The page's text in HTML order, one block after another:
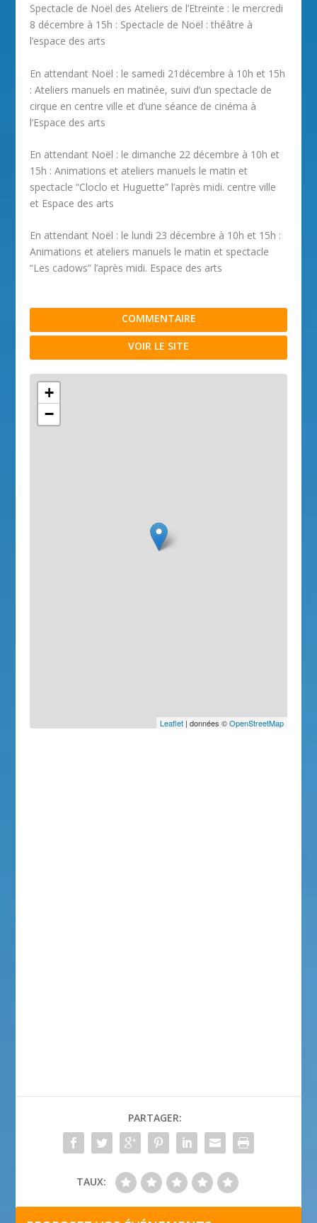
Spectacle de Noël des Ateliers de l’Etreinte : le mercredi
8 décembre à 15h : Spectacle de Noël : théâtre à
l’espace des arts
En attendant Noël : le samedi 21décembre à 10h et 15h
: Ateliers manuels en matinée, suivi d’un spectacle de
cirque en centre ville et d’une séance de cinéma à
l’Espace des arts
En attendant Noël : le dimanche 22 décembre à 10h et
15h : Animations et ateliers manuels le matin et
spectacle “Cloclo et Huguette” l’après midi. centre ville
et Espace des arts
En attendant Noël : le lundi 23 décembre à 10h et 15h :
Animations et ateliers manuels le matin et spectacle
“Les cadows” l’après midi. Espace des arts
COMMENTAIRE
VOIR LE SITE
+
−
Leaflet| données ©OpenStreetMap
PARTAGER:
TAUX: